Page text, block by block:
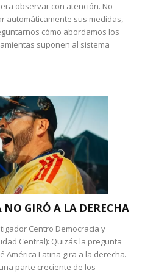
observar con atención. No
automáticamente sus medidas,
cómo abordamos los
suponen al sistema
GIRÓ A LA DERECHA
Centro Democracia y
Central): Quizás la pregunta
América Latina gira a la derecha.
parte creciente de los